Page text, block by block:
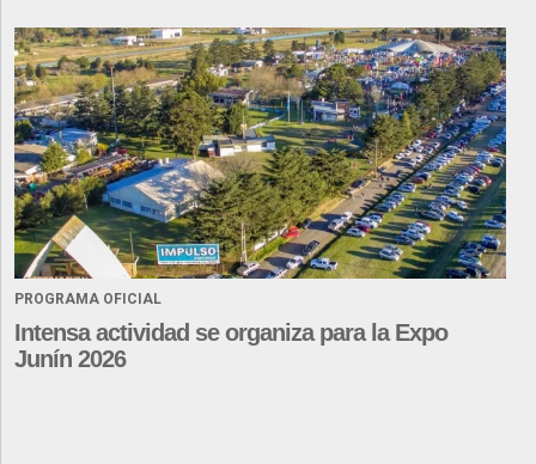
PROGRAMA OFICIAL
Intensa actividad se organiza para la Expo
Junín 2026